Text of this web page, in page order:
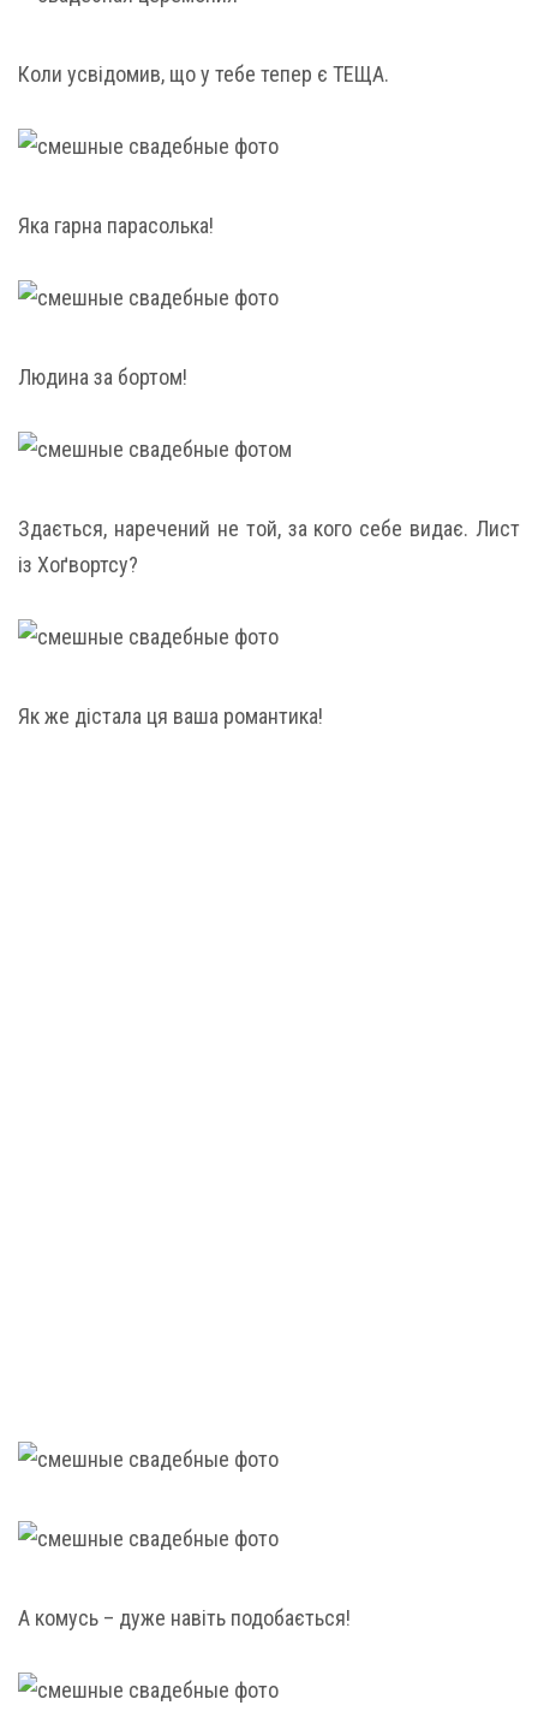
Коли усвідомив, що у тебе тепер є ТЕЩА.
Яка гарна парасолька!
Людина за бортом!
Здається, наречений не той, за кого себе видає. Лист
із Хоґвортсу?
Як же дістала ця ваша романтика!
А комусь – дуже навіть подобається!